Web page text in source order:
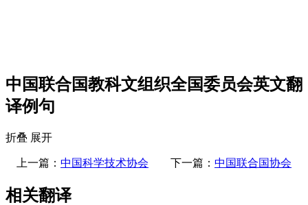
中国联合国教科文组织全国委员会英文翻
译例句
折叠 展开
上一篇： 中国科学技术协会 下一篇： 中国联合国协会
相关翻译